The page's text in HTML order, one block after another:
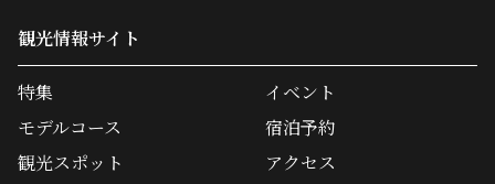
観光情報サイト
特集
モデルコース
観光スポット
イベント
宿泊予約
アクセス